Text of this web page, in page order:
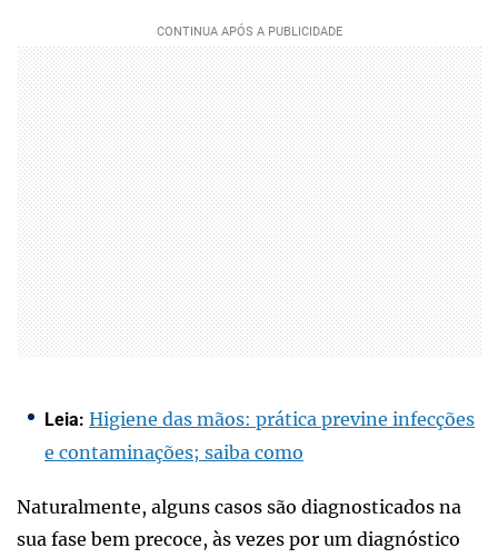
Leia: Higiene das mãos: prática previne infecções
e contaminações; saiba como
Naturalmente, alguns casos são diagnosticados na
sua fase bem precoce, às vezes por um diagnóstico